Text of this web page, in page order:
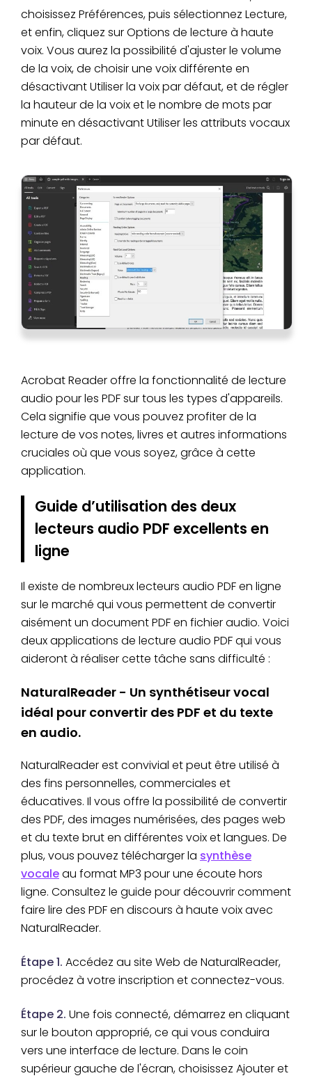
choisissez Préférences, puis sélectionnez Lecture,
et enfin, cliquez sur Options de lecture à haute
voix. Vous aurez la possibilité d'ajuster le volume
de la voix, de choisir une voix différente en
désactivant Utiliser la voix par défaut, et de régler
la hauteur de la voix et le nombre de mots par
minute en désactivant Utiliser les attributs vocaux
par défaut.
Acrobat Reader offre la fonctionnalité de lecture
audio pour les PDF sur tous les types d'appareils.
Cela signifie que vous pouvez profiter de la
lecture de vos notes, livres et autres informations
cruciales où que vous soyez, grâce à cette
application.
Guide d’utilisation des deux
lecteurs audio PDF excellents en
ligne
Il existe de nombreux lecteurs audio PDF en ligne
sur le marché qui vous permettent de convertir
aisément un document PDF en fichier audio. Voici
deux applications de lecture audio PDF qui vous
aideront à réaliser cette tâche sans difficulté :
NaturalReader - Un synthétiseur vocal
idéal pour convertir des PDF et du texte
en audio.
NaturalReader est convivial et peut être utilisé à
des fins personnelles, commerciales et
éducatives. Il vous offre la possibilité de convertir
des PDF, des images numérisées, des pages web
et du texte brut en différentes voix et langues. De
plus, vous pouvez télécharger la synthèse
vocaleau format MP3 pour une écoute hors
ligne. Consultez le guide pour découvrir comment
faire lire des PDF en discours à haute voix avec
NaturalReader.
Étape 1. Accédez au site Web de NaturalReader,
procédez à votre inscription et connectez-vous.
Étape 2. Une fois connecté, démarrez en cliquant
sur le bouton approprié, ce qui vous conduira
vers une interface de lecture. Dans le coin
supérieur gauche de l'écran, choisissez Ajouter et